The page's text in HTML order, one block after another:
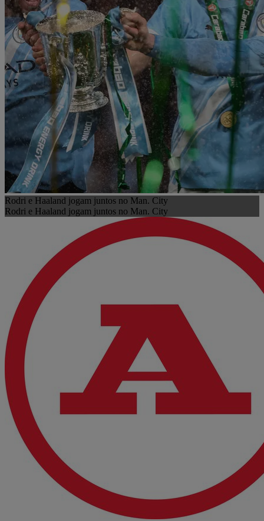
Rodri e Haaland jogam juntos no Man. City
Rodri e Haaland jogam juntos no Man. City